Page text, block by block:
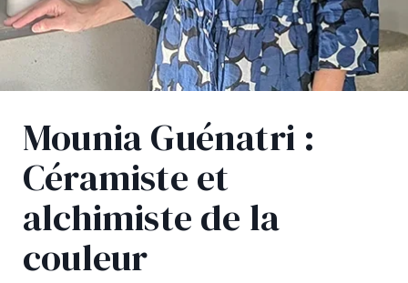
Mounia Guénatri :
Céramiste et
alchimiste de la
couleur